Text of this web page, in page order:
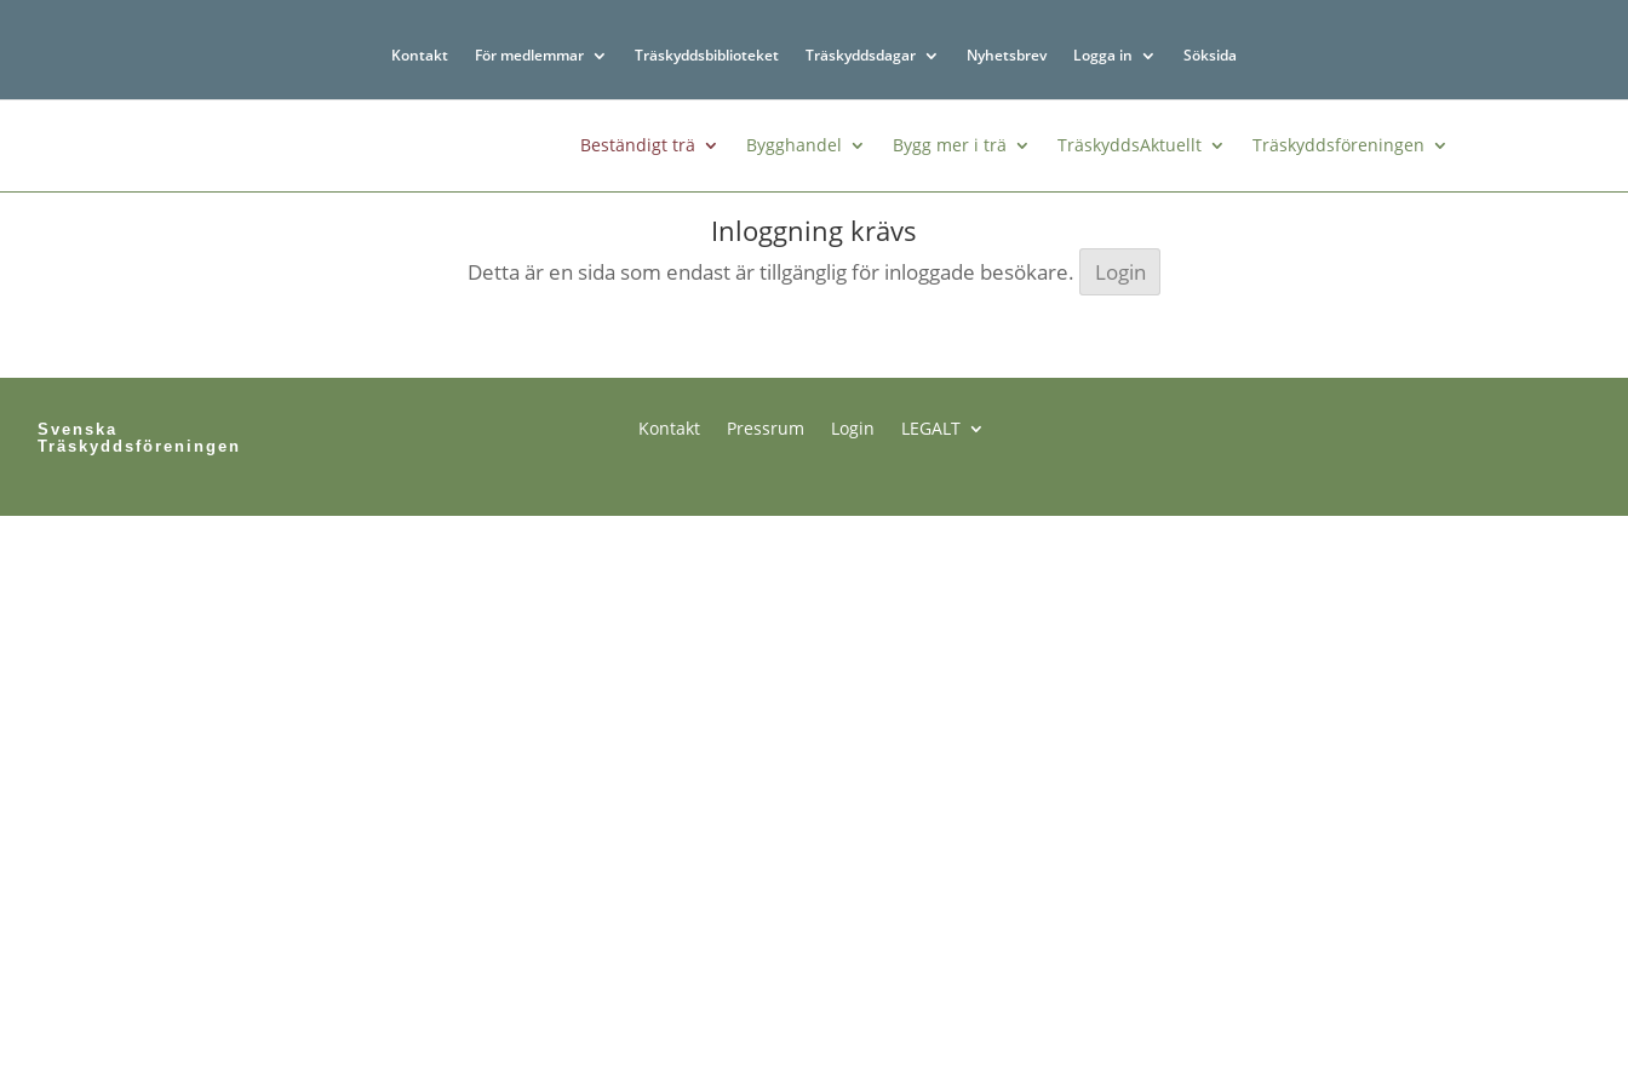
Kontakt För medlemmar Träskyddsbiblioteket Träskyddsdagar Nyhetsbrev Logga in Söksida
Beständigt trä Bygghandel Bygg mer i trä TräskyddsAktuellt Träskyddsföreningen
Inloggning krävs
Detta är en sida som endast är tillgänglig för inloggade besökare. Login
Svenska
Träskyddsföreningen
Kontakt Pressrum Login LEGALT